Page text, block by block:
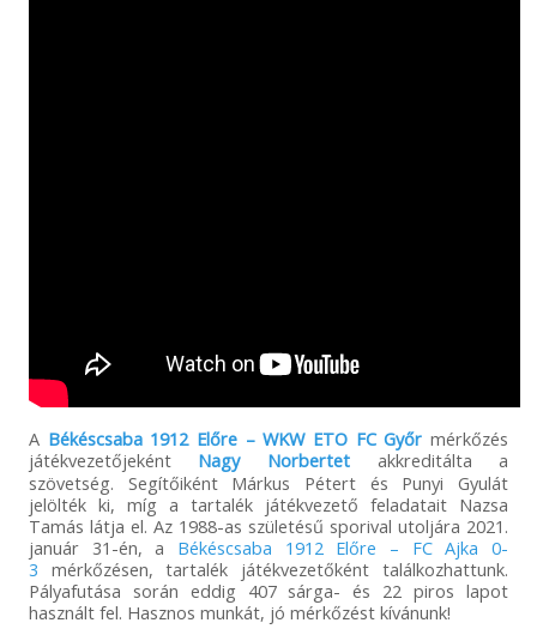
A Békéscsaba 1912 Előre – WKW ETO FC Győr mérkőzés
játékvezetőjeként Nagy Norbertet
akkreditálta a
szövetség. Segítőiként Márkus Pétert és Punyi Gyulát
jelölték ki, míg a tartalék játékvezető feladatait Nazsa
Tamás látja el. Az 1988-as születésű sporival utoljára 2021.
január 31-én, a Békéscsaba 1912 Előre – FC Ajka 0-
3 mérkőzésen, tartalék játékvezetőként találkozhattunk.
Pályafutása során eddig 407 sárga- és 22 piros lapot
használt fel. Hasznos munkát, jó mérkőzést kívánunk!